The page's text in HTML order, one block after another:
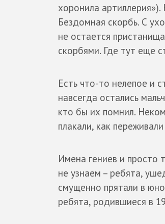
хоронила
Бездомная скорбь. С
не остается
скорбями. Где тут еще
Есть что-то нелепое и
навсегда остались
кто бы их помнил.
плакали, как
Имена гениев и просто
не узнаем – ребята,
смущенно прятали в
ребята, родившиеся в